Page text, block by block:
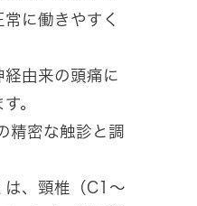
に働きやすく
由来の頭痛に
。
精密な触診と調
は、頸椎（C1〜